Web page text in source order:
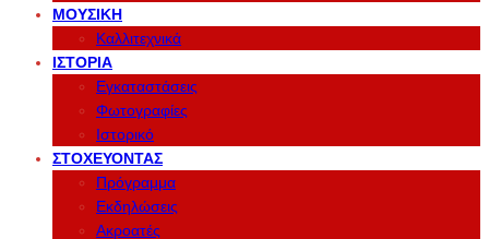
ΜΟΥΣΙΚΉ
Καλλιτεχνικά
ΙΣΤΟΡΊΑ
Εγκαταστάσεις
Φωτογραφίες
Ιστορικό
ΣΤΟΧΕΎΟΝΤΑΣ
Πρόγραμμα
Εκδηλώσεις
Ακροατές